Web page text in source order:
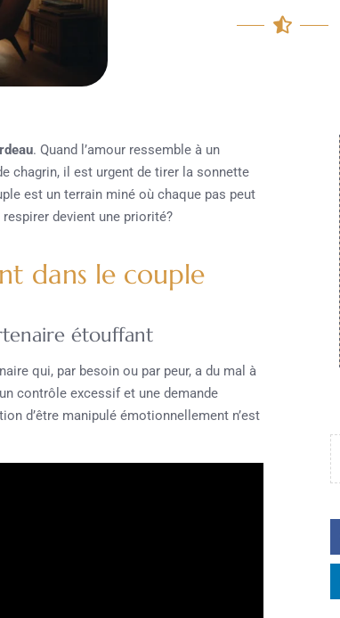
. Quand l’amour ressemble à un
chagrin, il est urgent de tirer la sonnette
est un terrain miné où chaque pas peut
devient une priorité?
dans le couple
étouffant
qui, par besoin ou par peur, a du mal à
contrôle excessif et une demande
d’être manipulé émotionnellement n’est